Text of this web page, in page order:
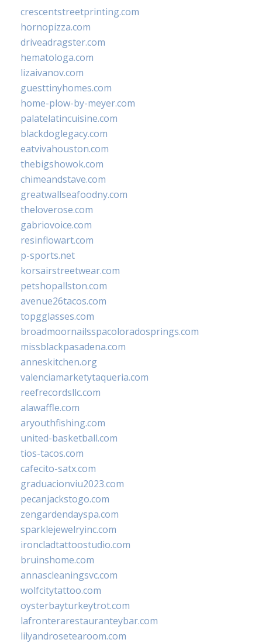
crescentstreetprinting.com
hornopizza.com
driveadragster.com
hematologa.com
lizaivanov.com
guesttinyhomes.com
home-plow-by-meyer.com
palatelatincuisine.com
blackdoglegacy.com
eatvivahouston.com
thebigshowok.com
chimeandstave.com
greatwallseafoodny.com
theloverose.com
gabriovoice.com
resinflowart.com
p-sports.net
korsairstreetwear.com
petshopallston.com
avenue26tacos.com
topgglasses.com
broadmoornailsspacoloradosprings.com
missblackpasadena.com
anneskitchen.org
valenciamarketytaqueria.com
reefrecordsllc.com
alawaffle.com
aryouthfishing.com
united-basketball.com
tios-tacos.com
cafecito-satx.com
graduacionviu2023.com
pecanjackstogo.com
zengardendayspa.com
sparklejewelryinc.com
ironcladtattoostudio.com
bruinshome.com
annascleaningsvc.com
wolfcitytattoo.com
oysterbayturkeytrot.com
lafronterarestauranteybar.com
lilyandrosetearoom.com